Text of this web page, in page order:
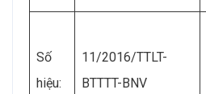
Số
hiệu:
11/2016/TTLT-
BTTTT-BNV